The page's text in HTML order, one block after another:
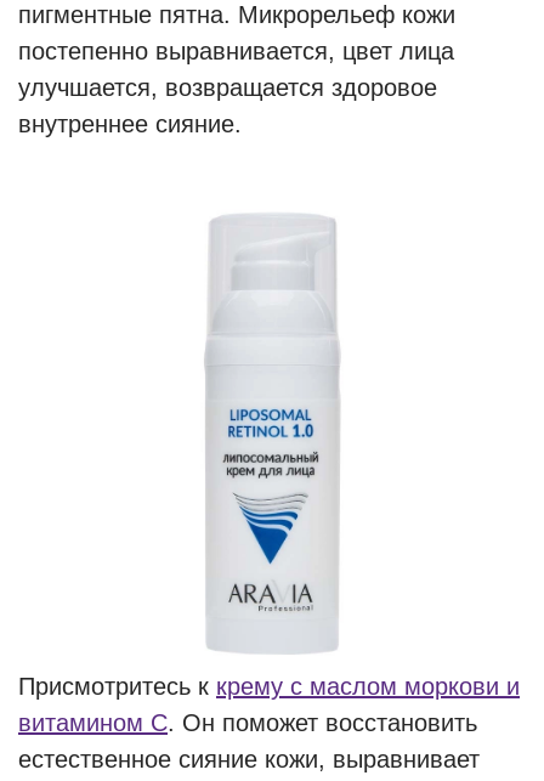
пигментные пятна. Микрорельеф кожи
постепенно выравнивается, цвет лица
улучшается, возвращается здоровое
внутреннее сияние.
Присмотритесь к крему с маслом моркови и
витамином C. Он поможет восстановить
естественное сияние кожи, выравнивает